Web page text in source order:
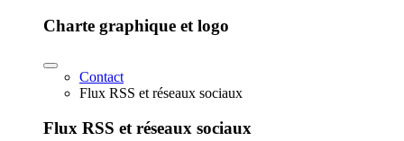
Charte graphique et logo
Contact
Flux RSS et réseaux sociaux
Flux RSS et réseaux sociaux